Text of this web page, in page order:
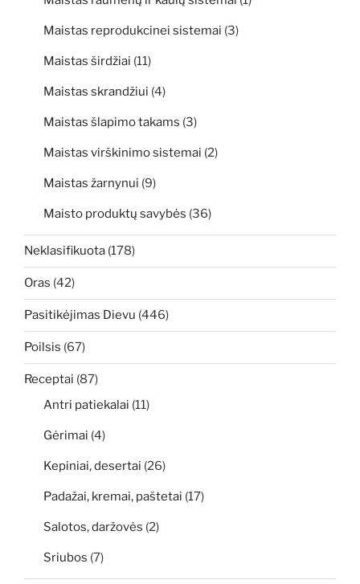
Maistas reprodukcinei sistemai (3)
Maistas širdžiai (11)
Maistas skrandžiui (4)
Maistas šlapimo takams (3)
Maistas virškinimo sistemai (2)
Maistas žarnynui (9)
Maisto produktų savybės (36)
Neklasifikuota (178)
Oras (42)
Pasitikėjimas Dievu (446)
Poilsis (67)
Receptai (87)
Antri patiekalai (11)
Gėrimai (4)
Kepiniai, desertai (26)
Padažai, kremai, paštetai (17)
Salotos, daržovės (2)
Sriubos (7)